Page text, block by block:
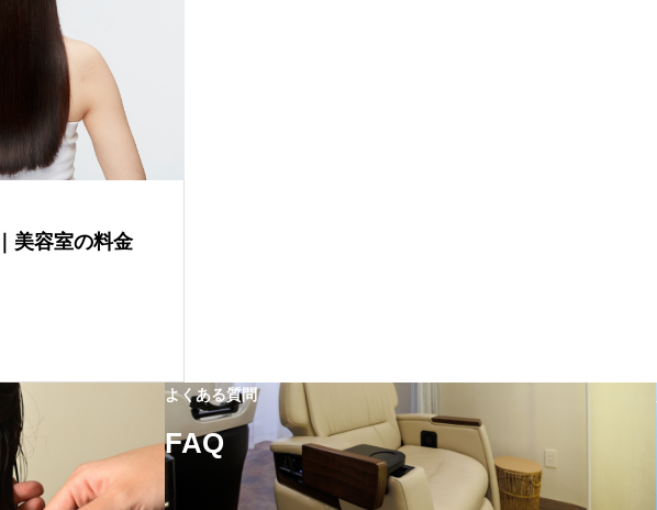
美容室の料金
よくある質問
FAQ